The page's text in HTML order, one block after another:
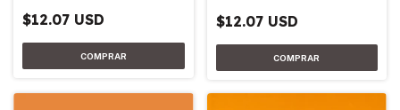
$12.07 USD $12.07 USD